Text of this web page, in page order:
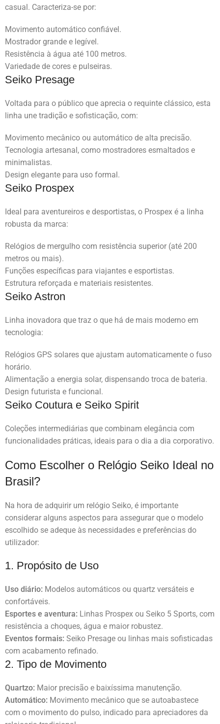
casual. Caracteriza-se por:
Movimento automático confiável.
Mostrador grande e legível.
Resistência à água até 100 metros.
Variedade de cores e pulseiras.
Seiko Presage
Voltada para o público que aprecia o requinte clássico, esta
linha une tradição e sofisticação, com:
Movimento mecânico ou automático de alta precisão.
Tecnologia artesanal, como mostradores esmaltados e
minimalistas.
Design elegante para uso formal.
Seiko Prospex
Ideal para aventureiros e desportistas, o Prospex é a linha
robusta da marca:
Relógios de mergulho com resistência superior (até 200
metros ou mais).
Funções específicas para viajantes e esportistas.
Estrutura reforçada e materiais resistentes.
Seiko Astron
Linha inovadora que traz o que há de mais moderno em
tecnologia:
Relógios GPS solares que ajustam automaticamente o fuso
horário.
Alimentação a energia solar, dispensando troca de bateria.
Design futurista e funcional.
Seiko Coutura e Seiko Spirit
Coleções intermediárias que combinam elegância com
funcionalidades práticas, ideais para o dia a dia corporativo.
Como Escolher o Relógio Seiko Ideal no
Brasil?
Na hora de adquirir um relógio Seiko, é importante
considerar alguns aspectos para assegurar que o modelo
escolhido se adeque às necessidades e preferências do
utilizador:
1. Propósito de Uso
Uso diário: Modelos automáticos ou quartz versáteis e
confortáveis.
Esportes e aventura: Linhas Prospex ou Seiko 5 Sports, com
resistência a choques, água e maior robustez.
Eventos formais: Seiko Presage ou linhas mais sofisticadas
com acabamento refinado.
2. Tipo de Movimento
Quartzo: Maior precisão e baixíssima manutenção.
Automático: Movimento mecânico que se autoabastece
com o movimento do pulso, indicado para apreciadores da